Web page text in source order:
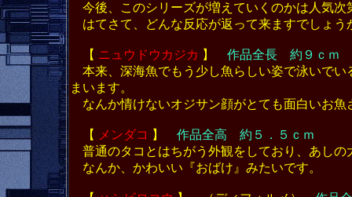
今後、このシリーズが増えていくのかは人気
はてさて、どんな反応が返って来ますでしょう
【 ニュウドウカジカ 】 作品全長 約９ｃｍ
本来、深海魚でもう少し魚らしい姿で泳いでい
まいます。
なんか情けないオジサン顔がとても面白いお魚
【 メンダコ 】 作品全高 約５．５ｃｍ
普通のタコとはちがう外観をしており、あしの
なんか、かわいい『おばけ』みたいです。